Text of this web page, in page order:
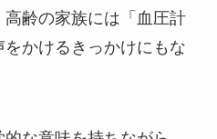
齢の家族には「血圧計
かけるきっかけにもな